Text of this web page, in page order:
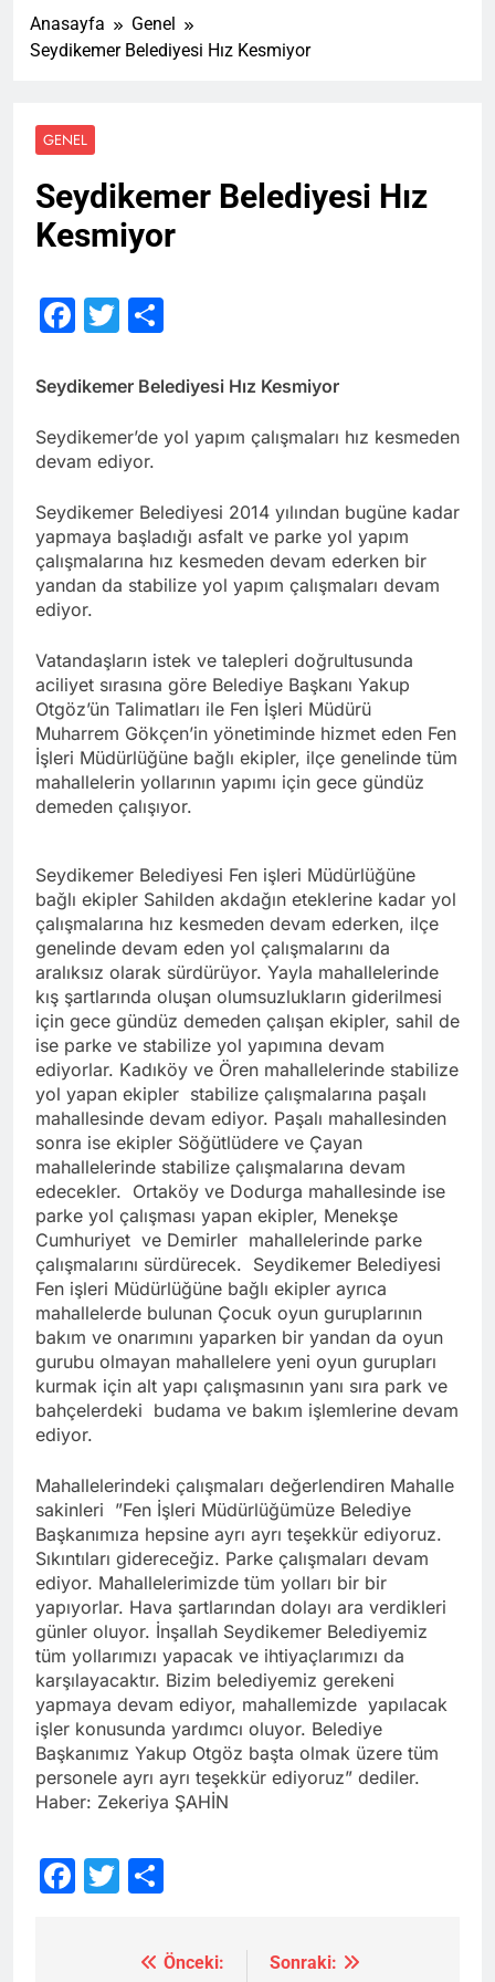
Anasayfa
Genel
Seydikemer Belediyesi Hız Kesmiyor
GENEL
Seydikemer Belediyesi Hız
Kesmiyor
Facebook
Twitter
Seydikemer Belediyesi Hız Kesmiyor
Seydikemer’de yol yapım çalışmaları hız kesmeden
devam ediyor.
Seydikemer Belediyesi 2014 yılından bugüne kadar
yapmaya başladığı asfalt ve parke yol yapım
çalışmalarına hız kesmeden devam ederken bir
yandan da stabilize yol yapım çalışmaları devam
ediyor.
Vatandaşların istek ve talepleri doğrultusunda
aciliyet sırasına göre Belediye Başkanı Yakup
Otgöz’ün Talimatları ile Fen İşleri Müdürü
Muharrem Gökçen’in yönetiminde hizmet eden Fen
İşleri Müdürlüğüne bağlı ekipler, ilçe genelinde tüm
mahallelerin yollarının yapımı için gece gündüz
demeden çalışıyor.
Seydikemer Belediyesi Fen işleri Müdürlüğüne
bağlı ekipler Sahilden akdağın eteklerine kadar yol
çalışmalarına hız kesmeden devam ederken, ilçe
genelinde devam eden yol çalışmalarını da
aralıksız olarak sürdürüyor. Yayla mahallelerinde
kış şartlarında oluşan olumsuzlukların giderilmesi
için gece gündüz demeden çalışan ekipler, sahil de
ise parke ve stabilize yol yapımına devam
ediyorlar. Kadıköy ve Ören mahallelerinde stabilize
yol yapan ekipler stabilize çalışmalarına paşalı
mahallesinde devam ediyor. Paşalı mahallesinden
sonra ise ekipler Söğütlüdere ve Çayan
mahallelerinde stabilize çalışmalarına devam
edecekler. Ortaköy ve Dodurga mahallesinde ise
parke yol çalışması yapan ekipler, Menekşe
Cumhuriyet ve Demirler mahallelerinde parke
çalışmalarını sürdürecek. Seydikemer Belediyesi
Fen işleri Müdürlüğüne bağlı ekipler ayrıca
mahallelerde bulunan Çocuk oyun guruplarının
bakım ve onarımını yaparken bir yandan da oyun
gurubu olmayan mahallelere yeni oyun gurupları
kurmak için alt yapı çalışmasının yanı sıra park ve
bahçelerdeki budama ve bakım işlemlerine devam
ediyor.
Mahallelerindeki çalışmaları değerlendiren Mahalle
sakinleri ”Fen İşleri Müdürlüğümüze Belediye
Başkanımıza hepsine ayrı ayrı teşekkür ediyoruz.
Sıkıntıları gidereceğiz. Parke çalışmaları devam
ediyor. Mahallelerimizde tüm yolları bir bir
yapıyorlar. Hava şartlarından dolayı ara verdikleri
günler oluyor. İnşallah Seydikemer Belediyemiz
tüm yollarımızı yapacak ve ihtiyaçlarımızı da
karşılayacaktır. Bizim belediyemiz gerekeni
yapmaya devam ediyor, mahallemizde yapılacak
işler konusunda yardımcı oluyor. Belediye
Başkanımız Yakup Otgöz başta olmak üzere tüm
personele ayrı ayrı teşekkür ediyoruz” dediler.
Haber: Zekeriya ŞAHİN
Facebook
Twitter
Önceki: Sonraki: